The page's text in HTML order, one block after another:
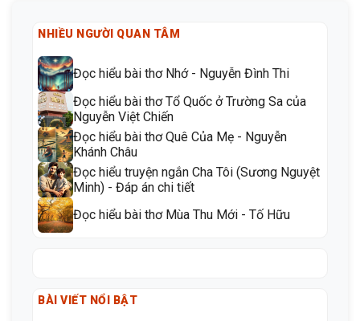
NHIỀU NGƯỜI QUAN TÂM
Đọc hiểu bài thơ Nhớ - Nguyễn Đình Thi
Đọc hiểu bài thơ Tổ Quốc ở Trường Sa của
Nguyễn Việt Chiến
Đọc hiểu bài thơ Quê Của Mẹ - Nguyễn
Khánh Châu
Đọc hiểu truyện ngắn Cha Tôi (Sương Nguyệt
Minh) - Đáp án chi tiết
Đọc hiểu bài thơ Mùa Thu Mới - Tố Hữu
BÀI VIẾT NỔI BẬT